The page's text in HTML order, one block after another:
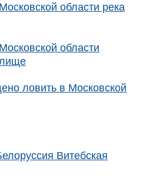
области река
области
ловить в Московской
Витебская